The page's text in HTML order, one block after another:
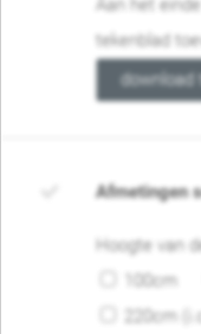
Aan het
tekenblad
download
Afmetingen
Hoogte van
100cm
220cm